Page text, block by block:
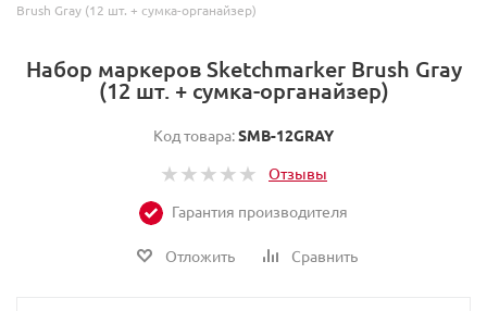
Brush Gray (12 шт. + сумка-органайзер)
Набор маркеров Sketchmarker Brush Gray
(12 шт. + сумка-органайзер)
Код товара:SMB-12GRAY
Отзывы
Гарантия производителя
Отложить Сравнить